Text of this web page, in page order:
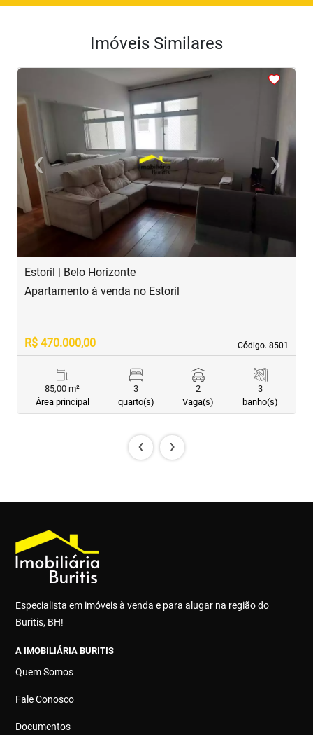
Imóveis Similares
<
‹Previous ›Next
Estoril | Belo Horizonte
Código. 8501
Código. 8501
Apartamento à venda no Estoril
R$ 470.000,00
85,00 m²
Área principal
3
quarto(s)
2
Vaga(s)
3
banho(s)
‹ ›
Especialista em imóveis à venda e para alugar na região do
Buritis, BH!
A IMOBILIÁRIA BURITIS
Quem Somos
Fale Conosco
Documentos